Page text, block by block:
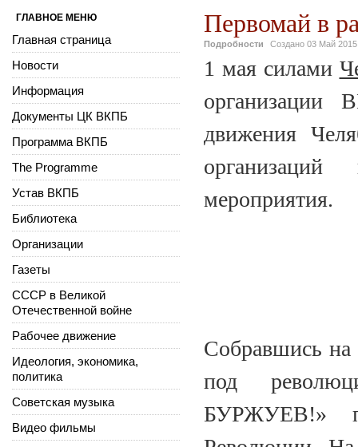
Первомай в
Подробности Создано 03 Май 2015
1 мая силами
организации
движения
организаций
мероприятия.
Собравшись
под
БУРЖУЕВ!»
ГЛАВНОЕ МЕНЮ
Главная страница
Новости
Информация
Документы ЦК ВКПБ
Программа ВКПБ
The Programme
Устав ВКПБ
Библиотека
Организации
Газеты
СССР в Великой
Отечественной войне
Рабочее движение
Идеология, экономика,
политика
Советская музыка
Видео фильмы